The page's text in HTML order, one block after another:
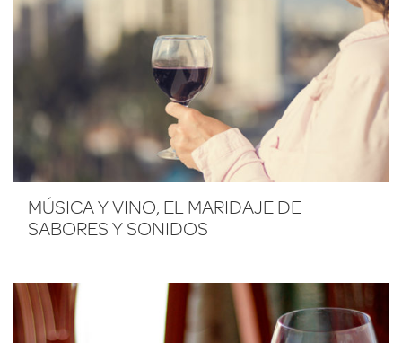
MÚSICA Y VINO, EL MARIDAJE DE
SABORES Y SONIDOS